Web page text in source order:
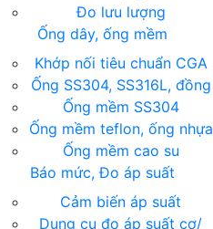
Đo lưu lượng
Ống dây, ống mềm
Khớp nối tiêu chuẩn CGA
Ống SS304, SS316L, đồng
Ống mềm SS304
Ống mềm teflon, ống nhựa
Ống mềm cao su
Báo mức, Đo áp suất
Cảm biến áp suất
Dụng cụ đo áp suất cơ/